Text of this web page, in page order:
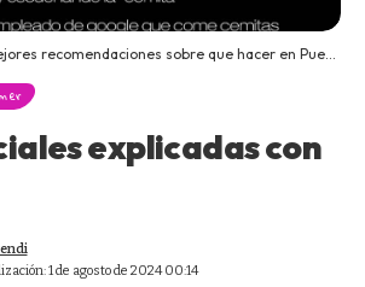
recomendaciones sobre que hacer en Puebla
explicadas con
1 de agosto de 2024 00:14